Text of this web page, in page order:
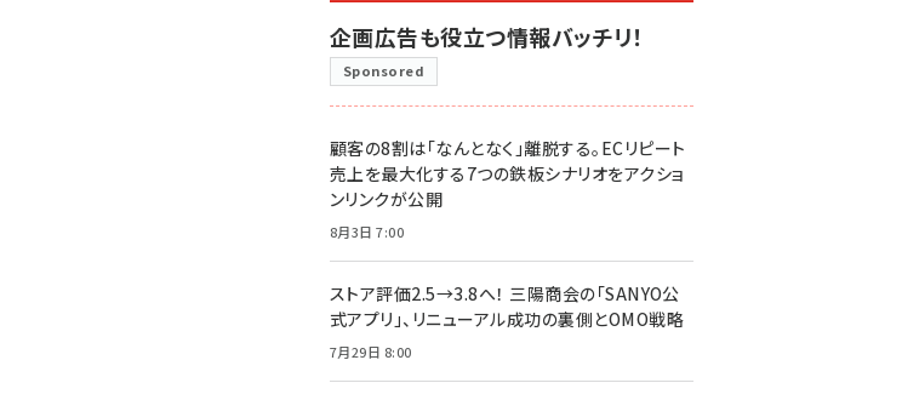
企画広告も役立つ情報バッチリ！
Sponsored
顧客の8割は「なんとなく」離脱する。ECリピート
売上を最大化する7つの鉄板シナリオをアクショ
ンリンクが公開
8月3日 7:00
ストア評価2.5→3.8へ！ 三陽商会の「SANYO公
式アプリ」、リニューアル成功の裏側とOMO戦略
7月29日 8:00